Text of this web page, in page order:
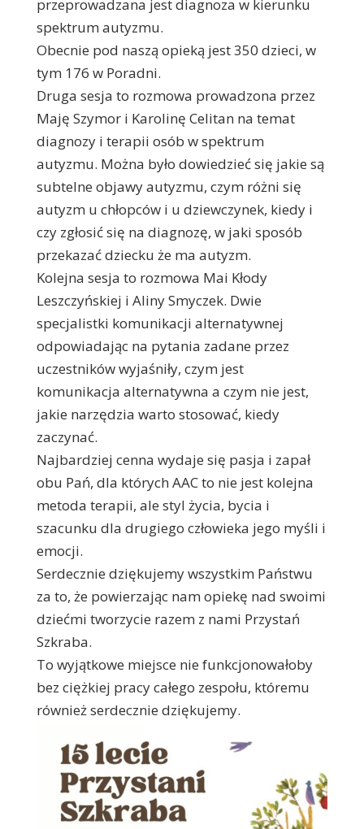
przeprowadzana jest diagnoza w kierunku
spektrum autyzmu.
Obecnie pod naszą opieką jest 350 dzieci, w
tym 176 w Poradni.
Druga sesja to rozmowa prowadzona przez
Maję Szymor i Karolinę Celitan na temat
diagnozy i terapii osób w spektrum
autyzmu. Można było dowiedzieć się jakie są
subtelne objawy autyzmu, czym różni się
autyzm u chłopców i u dziewczynek, kiedy i
czy zgłosić się na diagnozę, w jaki sposób
przekazać dziecku że ma autyzm.
Kolejna sesja to rozmowa Mai Kłody
Leszczyńskiej i Aliny Smyczek. Dwie
specjalistki komunikacji alternatywnej
odpowiadając na pytania zadane przez
uczestników wyjaśniły, czym jest
komunikacja alternatywna a czym nie jest,
jakie narzędzia warto stosować, kiedy
zaczynać.
Najbardziej cenna wydaje się pasja i zapał
obu Pań, dla których AAC to nie jest kolejna
metoda terapii, ale styl życia, bycia i
szacunku dla drugiego człowieka jego myśli i
emocji.
Serdecznie dziękujemy wszystkim Państwu
za to, że powierzając nam opiekę nad swoimi
dziećmi tworzycie razem z nami Przystań
Szkraba.
To wyjątkowe miejsce nie funkcjonowałoby
bez ciężkiej pracy całego zespołu, któremu
również serdecznie dziękujemy.